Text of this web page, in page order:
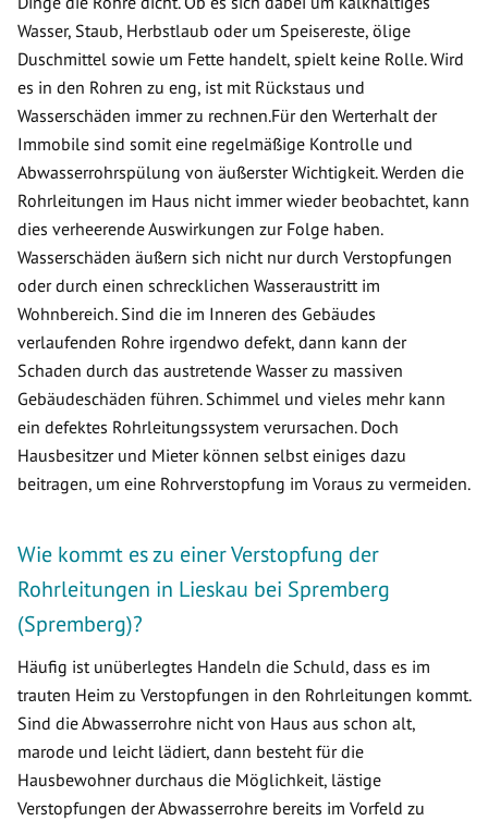
Wasser, Staub, Herbstlaub oder um Speisereste, ölige
Duschmittel sowie um Fette handelt, spielt keine Rolle. Wird
es in den Rohren zu eng, ist mit Rückstaus und
Wasserschäden immer zu rechnen.Für den Werterhalt der
Immobile sind somit eine regelmäßige Kontrolle und
Abwasserrohrspülung von äußerster Wichtigkeit. Werden die
Rohrleitungen im Haus nicht immer wieder beobachtet, kann
dies verheerende Auswirkungen zur Folge haben.
Wasserschäden äußern sich nicht nur durch Verstopfungen
oder durch einen schrecklichen Wasseraustritt im
Wohnbereich. Sind die im Inneren des Gebäudes
verlaufenden Rohre irgendwo defekt, dann kann der
Schaden durch das austretende Wasser zu massiven
Gebäudeschäden führen. Schimmel und vieles mehr kann
ein defektes Rohrleitungssystem verursachen. Doch
Hausbesitzer und Mieter können selbst einiges dazu
beitragen, um eine Rohrverstopfung im Voraus zu vermeiden.
Wie kommt es zu einer Verstopfung der
Rohrleitungen in Lieskau bei Spremberg
(Spremberg)?
Häufig ist unüberlegtes Handeln die Schuld, dass es im
trauten Heim zu Verstopfungen in den Rohrleitungen kommt.
Sind die Abwasserrohre nicht von Haus aus schon alt,
marode und leicht lädiert, dann besteht für die
Hausbewohner durchaus die Möglichkeit, lästige
Verstopfungen der Abwasserrohre bereits im Vorfeld zu